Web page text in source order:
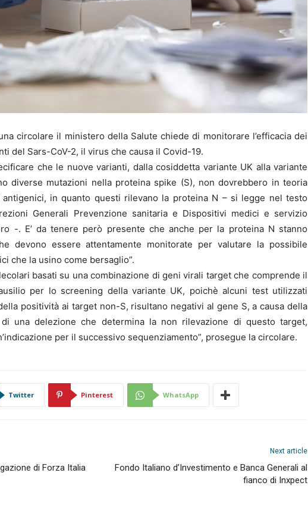
una circolare il ministero della Salute chiede di monitorare l’efficacia dei
del Sars-CoV-2, il virus che causa il Covid-19.
che le nuove varianti, dalla cosiddetta variante UK alla variante
diverse mutazioni nella proteina spike (S), non dovrebbero in teoria
in quanto questi rilevano la proteina N – si legge nel testo
Generali Prevenzione sanitaria e Dispositivi medici e servizio
-. E’ da tenere però presente che anche per la proteina N stanno
devono essere attentamente monitorate per valutare la possibile
che la usino come bersaglio”.
basati su una combinazione di geni virali target che comprende il
per lo screening della variante UK, poichè alcuni test utilizzati
positività ai target non-S, risultano negativi al gene S, a causa della
una delezione che determina la non rilevazione di questo target,
per il successivo sequenziamento”, prosegue la circolare.
Twitter Pinterest WhatsApp
di Forza Italia
Next article
Fondo Italiano d’Investimento e Banca Generali al
fianco di Inxpect